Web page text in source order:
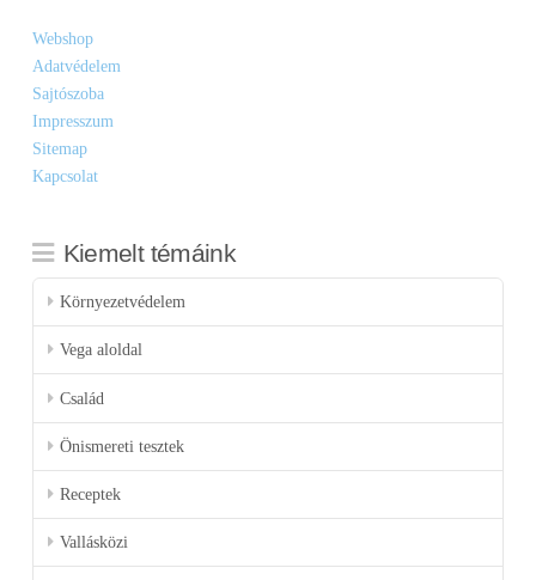
Webshop
Adatvédelem
Sajtószoba
Impresszum
Sitemap
Kapcsolat
Kiemelt témáink
Környezetvédelem
Vega aloldal
Család
Önismereti tesztek
Receptek
Vallásközi